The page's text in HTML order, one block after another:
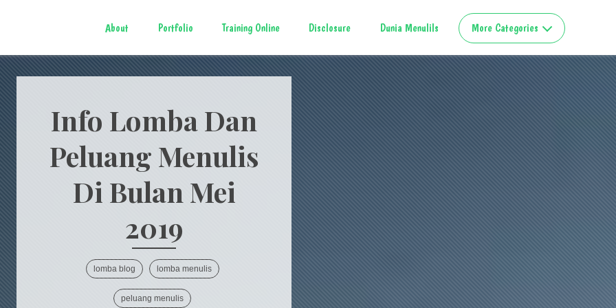
About Portfolio Training Online Disclosure Dunia Menulils More Categories
Info Lomba Dan
Peluang Menulis
Di Bulan Mei
2019
lomba blog lomba menulis
peluang menulis